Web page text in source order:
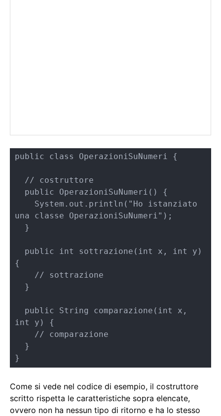
public class OperazioniSuNumeri {
una classe OperazioniSuNumeri");
{
int y) {
}
Come si vede nel codice di esempio, il costruttore
scritto rispetta le caratteristiche sopra elencate,
ovvero non ha nessun tipo di ritorno e ha lo stesso